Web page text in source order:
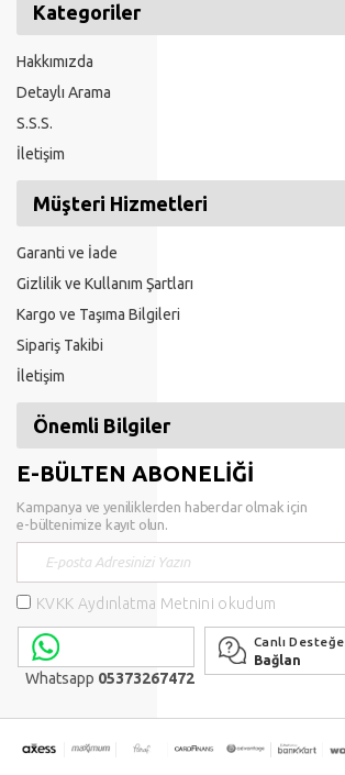
Kategoriler
Hakkımızda
Detaylı Arama
S.S.S.
İletişim
Müşteri Hizmetleri
Garanti ve İade
Gizlilik ve Kullanım Şartları
Kargo ve Taşıma Bilgileri
Sipariş Takibi
İletişim
Önemli Bilgiler
E-BÜLTEN ABONELİĞİ
Kampanya ve yeniliklerden haberdar olmak için
e-bültenimize kayıt olun.
KVKK Aydınlatma Metnini okudum
Whatsapp 05373267472
Canlı Desteğe
Bağlan